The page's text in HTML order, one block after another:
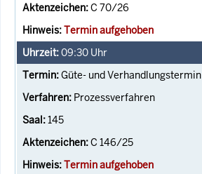
C 70/26
Termin aufgehoben
09:30 Uhr
Güte- und Verhandlungstermin
Prozessverfahren
145
C 146/25
Termin aufgehoben